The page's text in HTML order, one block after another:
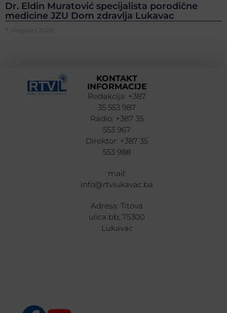
Dr. Eldin Muratović specijalista porodične
medicine JZU Dom zdravlja Lukavac
7. Augusta 2026.
KONTAKT
INFORMACIJE
Redakcija: +387
35 553 987
Radio: +387 35
553 967
Direktor: +387 35
553 988
mail:
info@rtvlukavac.ba
Adresa: Titova
ulica bb, 75300
Lukavac